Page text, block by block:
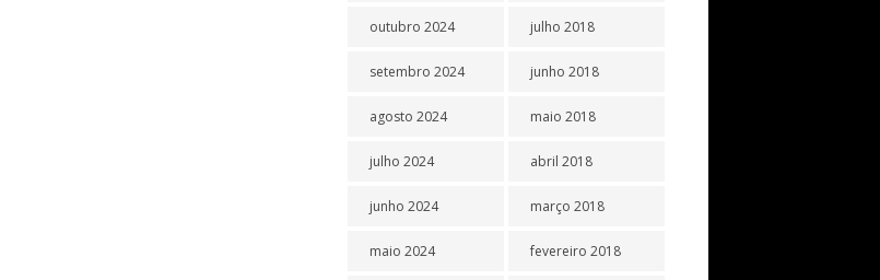
outubro 2024
setembro 2024
agosto 2024
julho 2024
junho 2024
maio 2024
julho 2018
junho 2018
maio 2018
abril 2018
março 2018
fevereiro 2018